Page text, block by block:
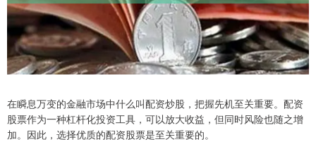
在瞬息万变的金融市场中什么叫配资炒股，把握先机至关重要。配资
股票作为一种杠杆化投资工具，可以放大收益，但同时风险也随之增
加。因此，选择优质的配资股票是至关重要的。